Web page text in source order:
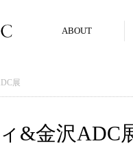
ABOUT
展
&金沢ADC